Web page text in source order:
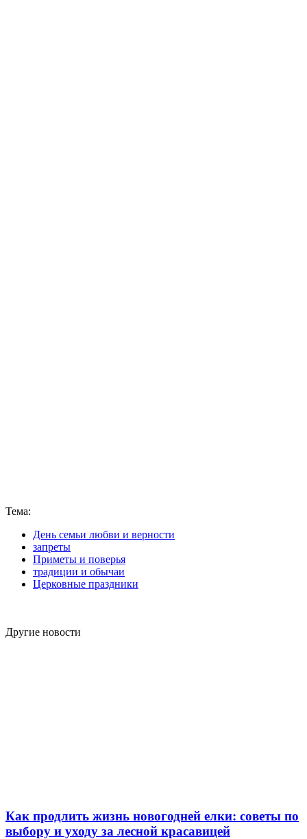
Тема:
День семьи любви и верности
запреты
Приметы и поверья
традиции и обычаи
Церковные праздники
Другие новости
Как продлить жизнь новогодней елки: советы по
выбору и уходу за лесной красавицей